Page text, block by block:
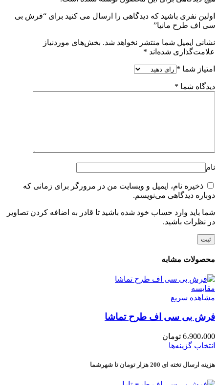
اولین نفری باشید که دیدگاهی را ارسال می کنید برای “فرش بی
سی اف طرح مانیا”
نشانی ایمیل شما منتشر نخواهد شد. بخش‌های موردنیاز
علامت‌گذاری شده‌اند *
امتیاز شما *
دیدگاه شما *
نام
ذخیره نام، ایمیل و وبسایت من در مرورگر برای زمانی که
دوباره دیدگاهی می‌نویسم.
شما باید وارد حساب خود شده باشید تا قادر به اضافه کردن تصاویر
در نظرات باشید.
محصولات مشابه
مقایسه
مشاهده سریع
فرش بی سی اف طرح تماشا
6،900،000 تومان
انتخاب گزینه‌ها
هزینه ارسال تخته ای 200 هزار تومان تا شهرشما